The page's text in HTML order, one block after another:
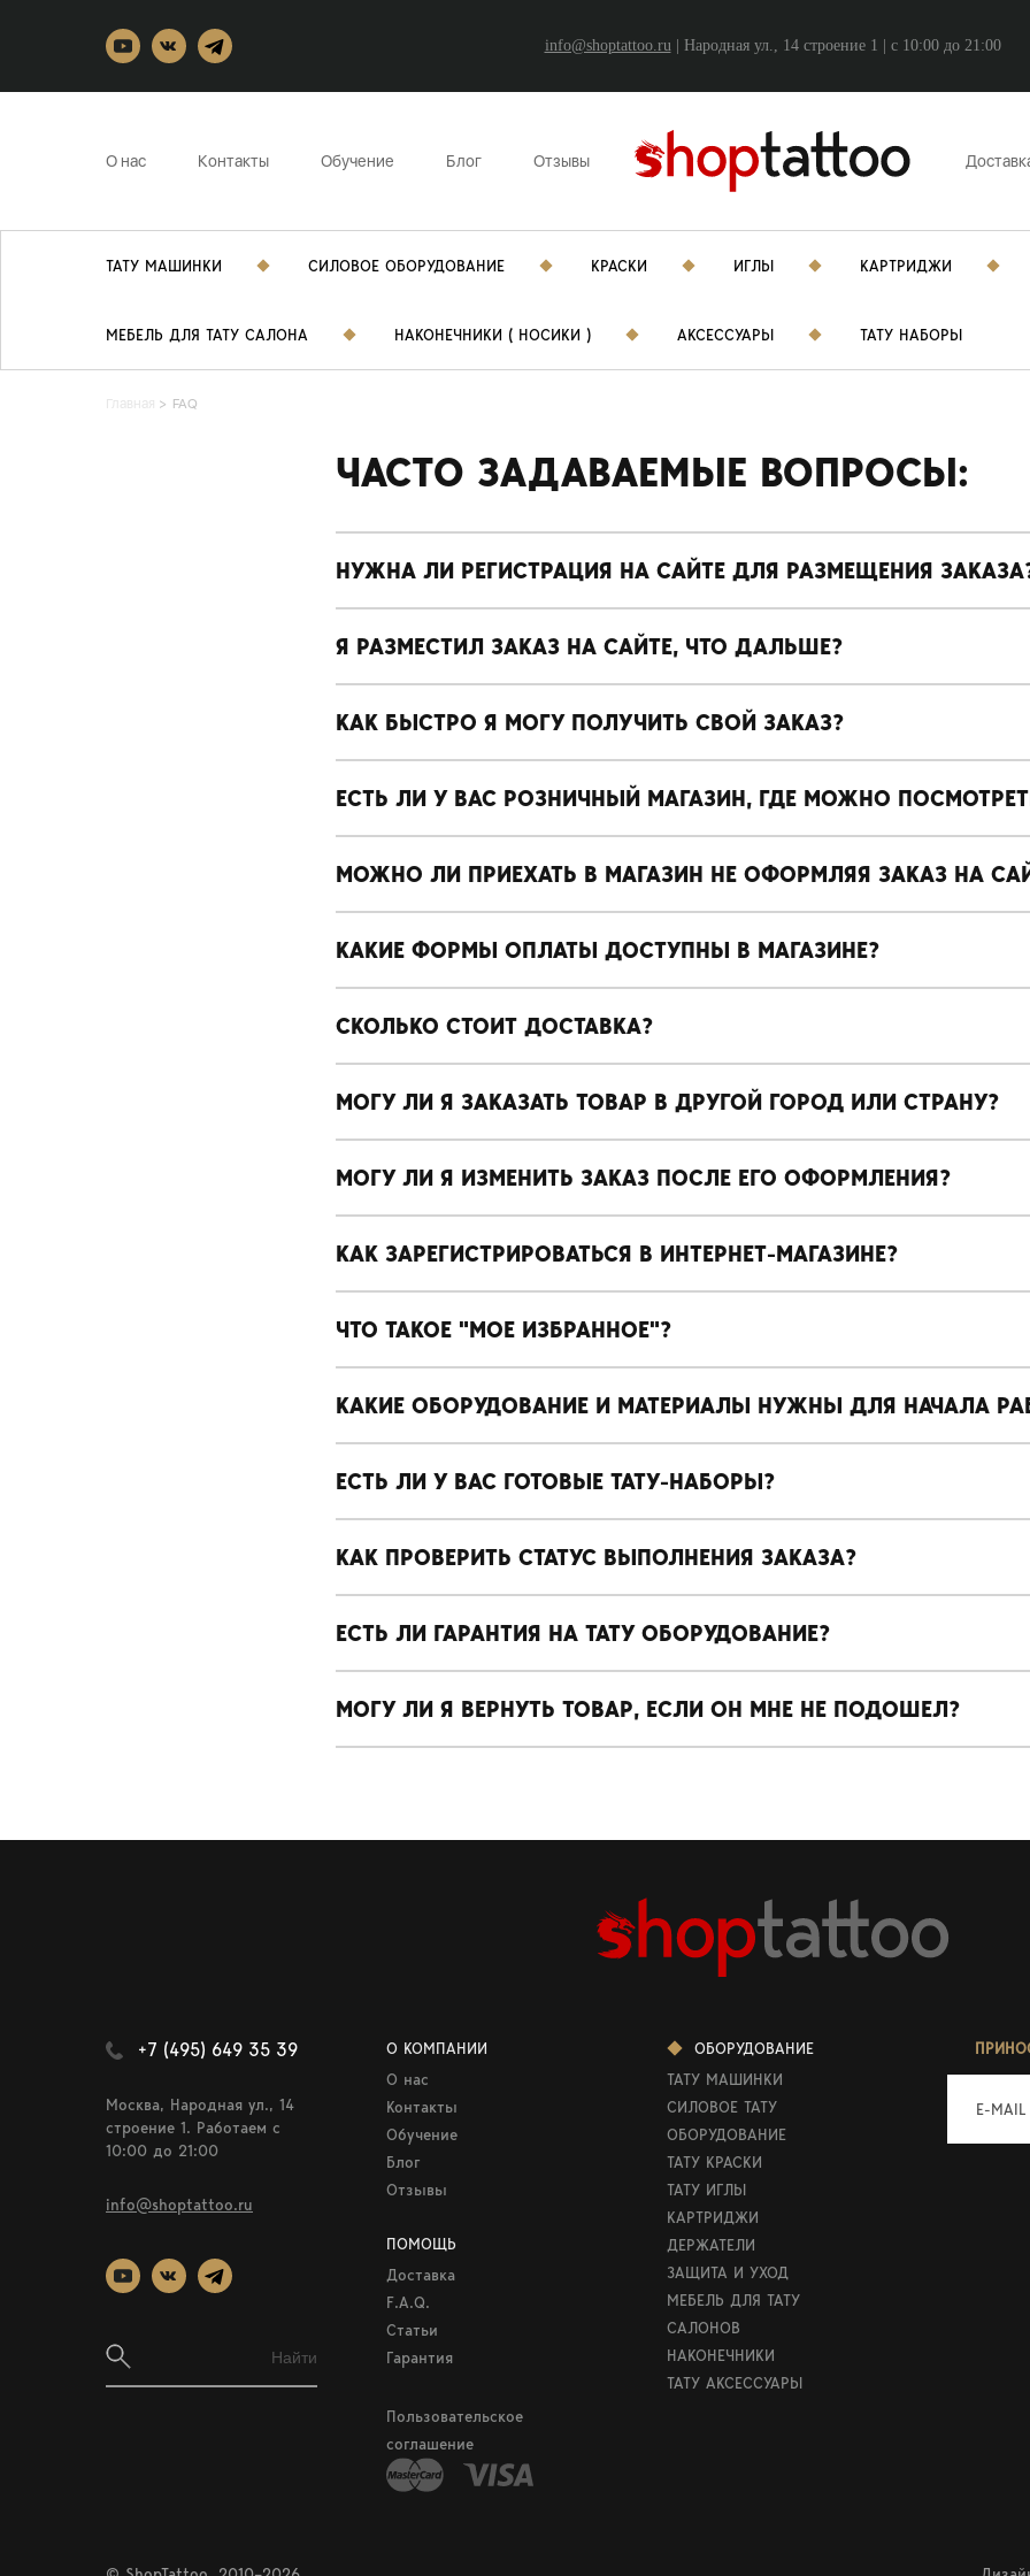
info@shoptattoo.ru| Народная ул., 14 строение 1 | c 10:00 до 21:00
О нас Контакты Обучение Блог Отзывы
ТАТУ МАШИНКИ СИЛОВОЕ ОБОРУДОВАНИЕ КРАСКИ ИГЛЫ КАРТРИДЖИ
МЕБЕЛЬ ДЛЯ ТАТУ САЛОНА НАКОНЕЧНИКИ ( НОСИКИ ) АКСЕССУАРЫ ТАТУ НАБОРЫ
Главная FAQ
ЧАСТО ЗАДАВАЕМЫЕ ВОПРОСЫ:
НУЖНА ЛИ РЕГИСТРАЦИЯ НА САЙТЕ ДЛЯ РАЗМЕЩЕНИЯ
Я РАЗМЕСТИЛ ЗАКАЗ НА САЙТЕ, ЧТО ДАЛЬШЕ?
КАК БЫСТРО Я МОГУ ПОЛУЧИТЬ СВОЙ ЗАКАЗ?
ЕСТЬ ЛИ У ВАС РОЗНИЧНЫЙ МАГАЗИН, ГДЕ МОЖНО
МОЖНО ЛИ ПРИЕХАТЬ В МАГАЗИН НЕ ОФОРМЛЯЯ ЗАКАЗ НА
КАКИЕ ФОРМЫ ОПЛАТЫ ДОСТУПНЫ В МАГАЗИНЕ?
СКОЛЬКО СТОИТ ДОСТАВКА?
МОГУ ЛИ Я ЗАКАЗАТЬ ТОВАР В ДРУГОЙ ГОРОД ИЛИ СТРАНУ?
МОГУ ЛИ Я ИЗМЕНИТЬ ЗАКАЗ ПОСЛЕ ЕГО ОФОРМЛЕНИЯ?
КАК ЗАРЕГИСТРИРОВАТЬСЯ В ИНТЕРНЕТ-МАГАЗИНЕ?
ЧТО ТАКОЕ "МОЕ ИЗБРАННОЕ"?
КАКИЕ ОБОРУДОВАНИЕ И МАТЕРИАЛЫ НУЖНЫ ДЛЯ НАЧАЛА
ЕСТЬ ЛИ У ВАС ГОТОВЫЕ ТАТУ-НАБОРЫ?
КАК ПРОВЕРИТЬ СТАТУС ВЫПОЛНЕНИЯ ЗАКАЗА?
ЕСТЬ ЛИ ГАРАНТИЯ НА ТАТУ ОБОРУДОВАНИЕ?
МОГУ ЛИ Я ВЕРНУТЬ ТОВАР, ЕСЛИ ОН МНЕ НЕ ПОДОШЕЛ?
+7 (495) 649 35 39
Москва, Народная ул., 14
строение 1. Работаем c
10:00 до 21:00
info@shoptattoo.ru
О КОМПАНИИ
О нас
Контакты
Обучение
Блог
Отзывы
ПОМОЩЬ
Доставка
F.A.Q.
Статьи
Гарантия
Пользовательское
соглашение
ОБОРУДОВАНИЕ
ТАТУ МАШИНКИ
СИЛОВОЕ ТАТУ
ОБОРУДОВАНИЕ
ТАТУ КРАСКИ
ТАТУ ИГЛЫ
КАРТРИДЖИ
ДЕРЖАТЕЛИ
ЗАЩИТА И УХОД
МЕБЕЛЬ ДЛЯ ТАТУ
САЛОНОВ
НАКОНЕЧНИКИ
ТАТУ АКСЕССУАРЫ
E-MAIL